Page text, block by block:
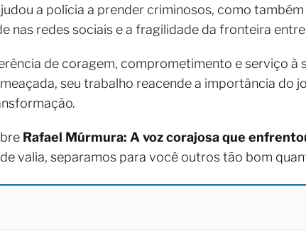
a polícia a prender criminosos, como
nas redes sociais e a fragilidade da fronteira
de coragem, comprometimento e serviço à
seu trabalho reacende a importância do
Rafael Múrmura: A voz corajosa que
valia, separamos para você outros tão bom